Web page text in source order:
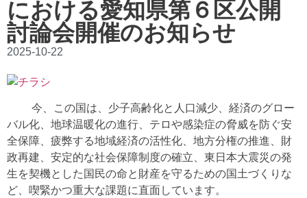
における愛知県第６区公開
討論会開催のお知らせ
2025-10-22
今、この国は、少子高齢化と人口減少、経済のグロー
バル化、地球温暖化の進行、テロや感染症の脅威を防ぐ安
全保障、疲弊する地域経済の活性化、地方分権の推進、財
政再建、安定的な社会保障制度の確立、東日本大震災の発
生を契機とした国民の命と財産を守るための国土づくりな
ど、喫緊かつ重大な課題に直面しています。